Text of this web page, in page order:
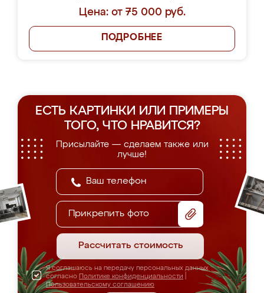
Цена: от 75 000 руб.
ПОДРОБНЕЕ
ЕСТЬ КАРТИНКИ ИЛИ ПРИМЕРЫ
ТОГО, ЧТО НРАВИТСЯ?
Присылайте — сделаем также или
лучше!
Прикрепить фото
Рассчитать стоимость
Я соглашаюсь на передачу персональных данных
согласно Политике конфиденциальности
Пользовательскому соглашению